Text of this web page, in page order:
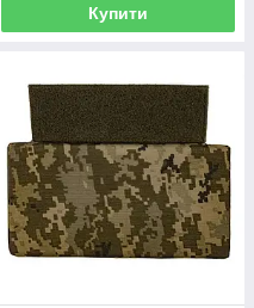
Купити